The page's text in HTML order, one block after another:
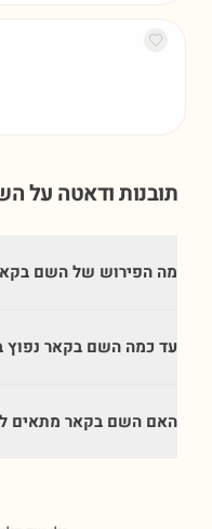
תובנות ודאטה על
מה הפירוש של השם
עד כמה השם בקאר נפוץ
האם השם בקאר מתאים